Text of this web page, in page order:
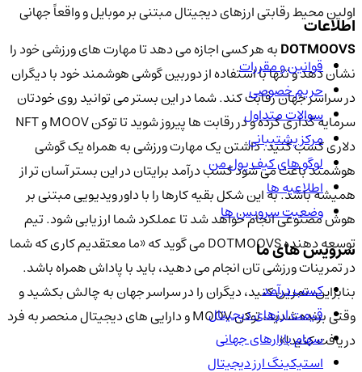
اولین محیط رقابتی ارزهای دیجیتال مبتنی بر موبایل و واقعاً جهانی
DOTMOOVSبه هر کسی اجازه می دهد تا مهارت های ورزشی خود را
نشان دهد و تنها با استفاده از دوربین گوشی هوشمند خود با دیگران
در سراسر جهان رقابت کند. شما در این بستر می توانید روی خودتان
سرمایه گذاری کرده و در رقابت ها پیروز شوید تا توکن MOOV و NFT
دلاری کسب کنید. داشتن یک مهارت ورزشی به همراه یک گوشی
هوشمند باعث می شود کسب درآمد برایتان در این بستر آسان تر از
همیشه باشد. به این شکل بقیه کارها را با داور ویدیویی مبتنی بر
هوش مصنوعی انجام خواهد شد تا عملکرد شما ارزیابی شود. تیم
توسعه دهنده DOTMOOVS می گوید که «ما معتقدیم کاری که شما
در تمرینات ورزشی تان انجام می دهید، باید با پاداش همراه باشد.
بنابراین، تمرین کنید، دیگران را در سراسر جهان به چالش بکشید و
وقتی برنده شدید، توکن MOOV و دارایی های دیجیتال منحصر به فرد
دریافت کنید!»
اطلاعات
قوانین و مقررات
حریم خصوصی
سوالات متداول
مرکز پشتیبانی
لوگو های کیف پول من
اطلاعیه ها
وضعیت سرویس ها
سرویس های ما
کسب درآمد
قیمت ارزهای دیجیتال
سهام بازارهای جهانی
استیکینگ ارز دیجیتال